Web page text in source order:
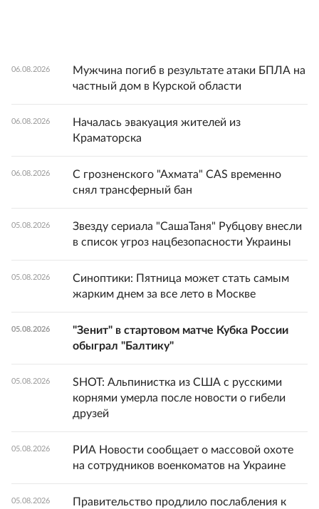
06.08.2026
Мужчина погиб в результате атаки БПЛА на
частный дом в Курской области
06.08.2026
Началась эвакуация жителей из
Краматорска
06.08.2026
С грозненского "Ахмата" CAS временно
снял трансферный бан
05.08.2026
Звезду сериала "СашаТаня" Рубцову внесли
в список угроз нацбезопасности Украины
05.08.2026
Синоптики: Пятница может стать самым
жарким днем за все лето в Москве
05.08.2026
"Зенит" в стартовом матче Кубка России
обыграл "Балтику"
05.08.2026
SHOT: Альпинистка из США с русскими
корнями умерла после новости о гибели
друзей
05.08.2026
РИА Новости сообщает о массовой охоте
на сотрудников военкоматов на Украине
05.08.2026
Правительство продлило послабления к